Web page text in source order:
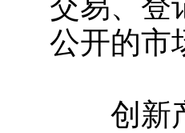
公开的市
创新产